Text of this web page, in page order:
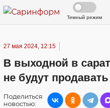
Темный режим
27 мая 2024, 12:15
В выходной в
не будут
Поделиться
новостью: